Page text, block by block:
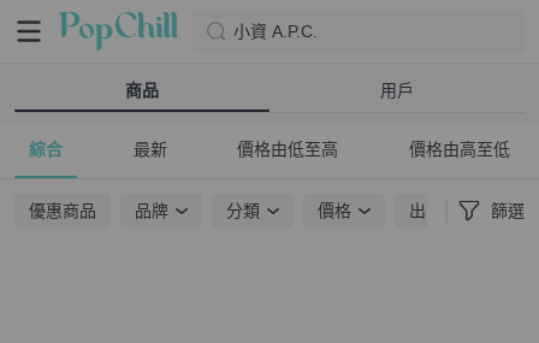
小資 A.P.C.
商品 用戶
綜合 最新 價格由低至高 價格由高至低
優惠商品 品牌 分類 價格 出貨地點 篩選